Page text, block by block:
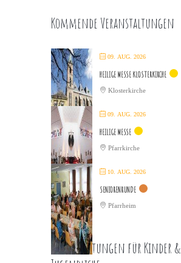
Kommende Veranstaltungen
09. AUG. 2026
HEILIGE MESSE KLOSTERKIRCHE
Klosterkirche
09. AUG. 2026
HEILIGE MESSE
Pfarrkirche
10. AUG. 2026
SENIORENRUNDE
Pfarrheim
Veranstaltungen für Kinder &